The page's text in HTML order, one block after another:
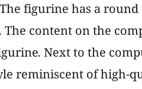
figurine has a
The content on the
Next to the
reminiscent of high-